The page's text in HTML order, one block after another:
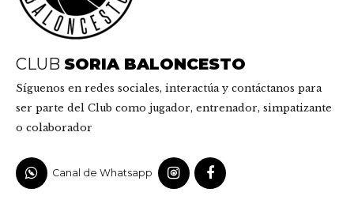
CLUB SORIA BALONCESTO
Síguenos en redes sociales, interactúa y contáctanos para
ser parte del Club como jugador, entrenador, simpatizante
o colaborador
Canal de Whatsapp